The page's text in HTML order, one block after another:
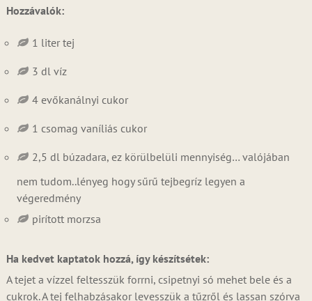
Hozzávalók:
1 liter tej
3 dl víz
4 evőkanálnyi cukor
1 csomag vaníliás cukor
2,5 dl búzadara, ez körülbelüli mennyiség… valójában
nem tudom..lényeg hogy sűrű tejbegríz legyen a
végeredmény
pirított morzsa
Ha kedvet kaptatok hozzá, így készítsétek:
A tejet a vízzel feltesszük forrni, csipetnyi só mehet bele és a
cukrok. A tej felhabzásakor levesszük a tűzről és lassan szórva